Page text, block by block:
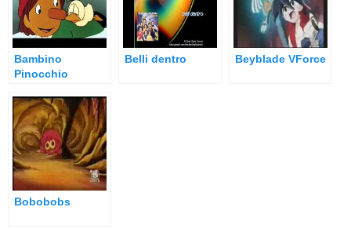
Bambino
Pinocchio
Belli dentro Beyblade VForce
Bobobobs